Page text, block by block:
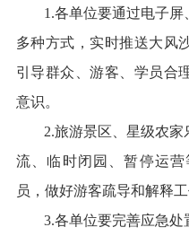
1.各单位要通过电子
多种方式，实时推送大风
引导群众、游客、学员合
意识。
2.旅游景区、星级农
流、临时闭园、暂停运
员，做好游客疏导和解释
3.各单位要完善应急